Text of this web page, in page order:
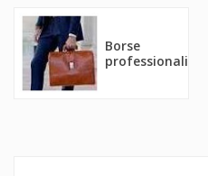
Borse
professionali